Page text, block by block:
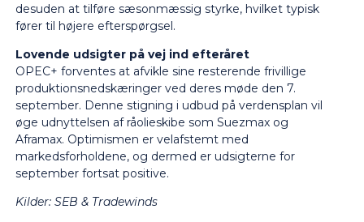
desuden at tilføre sæsonmæssig styrke, hvilket typisk
fører til højere efterspørgsel.
Lovende udsigter på vej ind efteråret
OPEC+ forventes at afvikle sine resterende frivillige
produktionsnedskæringer ved deres møde den 7.
september. Denne stigning i udbud på verdensplan vil
øge udnyttelsen af råolieskibe som Suezmax og
Aframax. Optimismen er velafstemt med
markedsforholdene, og dermed er udsigterne for
september fortsat positive.
Kilder: SEB & Tradewinds